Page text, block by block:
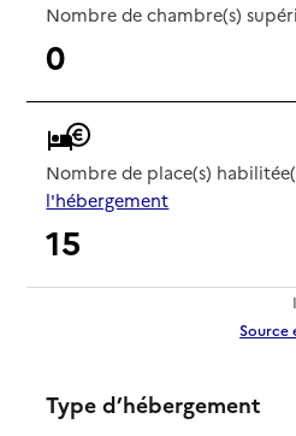
Nombre de chambre(s)
0
Nombre de place(s)
l'hébergement
15
Source
Type d’hébergement